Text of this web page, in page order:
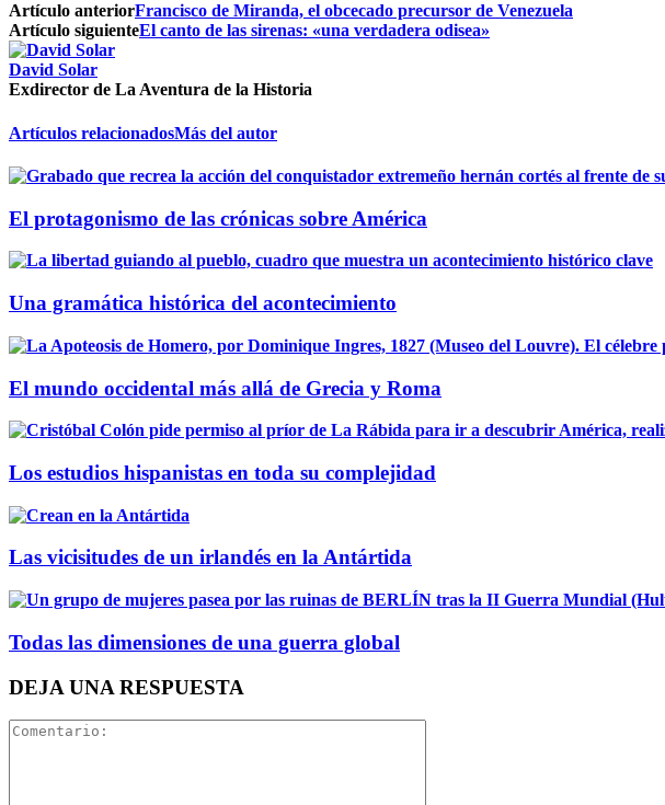
Artículo anteriorFrancisco de Miranda, el obcecado precursor de Venezuela
Artículo siguienteEl canto de las sirenas: «una verdadera odisea»
David Solar
Exdirector de La Aventura de la Historia
Artículos relacionadosMás del autor
El protagonismo de las crónicas sobre América
Una gramática histórica del acontecimiento
El mundo occidental más allá de Grecia y Roma
Los estudios hispanistas en toda su complejidad
Las vicisitudes de un irlandés en la Antártida
Todas las dimensiones de una guerra global
DEJA UNA RESPUESTA